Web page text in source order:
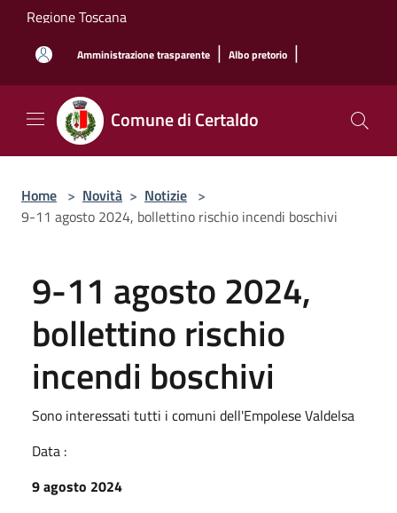
Salta al contenuto principale
Regione Toscana
Amministrazione trasparente | Albo pretorio |
Comune di Certaldo
Home > Novità > Notizie >
9-11 agosto 2024, bollettino rischio incendi boschivi
9-11 agosto 2024,
bollettino rischio
incendi boschivi
Sono interessati tutti i comuni dell'Empolese Valdelsa
Data :
9 agosto 2024